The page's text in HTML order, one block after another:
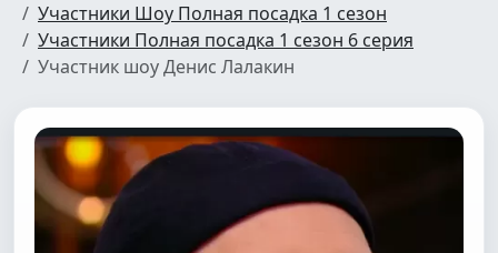
Участники Шоу Полная посадка 1 сезон
Участники Полная посадка 1 сезон 6 серия
Участник шоу Денис Лалакин